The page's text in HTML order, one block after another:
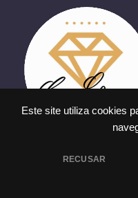
Este site utiliza cookies
RECUSAR
Alameda Santos,
Precisa